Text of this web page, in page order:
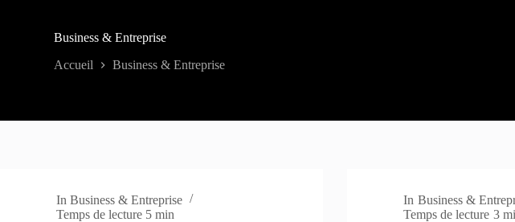
Business & Entreprise
Accueil Business & Entreprise
In Business & Entreprise
Temps de lecture 5 min
In Business &
Temps de lecture 3